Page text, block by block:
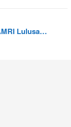
Lulusa…